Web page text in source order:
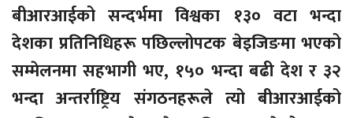
बीआरआईको सन्दर्भमा विश्वका १३० वटा भन्दा
देशका प्रतिनिधिहरू पछिल्लोपटक बेइजिङमा भएको
सम्मेलनमा सहभागी भए, १५० भन्दा बढी देश र ३२
भन्दा अन्तर्राष्ट्रिय संगठनहरूले त्यो बीआरआईको